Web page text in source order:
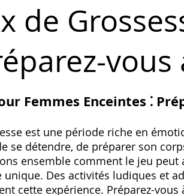
de
vous
Femmes Enceintes ⁚
est une période riche en
se détendre, de préparer son
ensemble comment le jeu
unique. Des activités ludiques et
cette expérience. Préparez-